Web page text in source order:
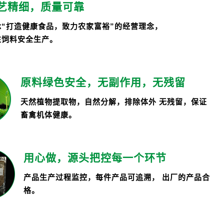
精细，质量可靠
打造健康食品，致力农家富裕”的经营理念，
料安全生产。
原料绿色安全，无副作用，无残留
天然植物提取物，自然分解，排除体外 无残留，保证
畜禽机体健康。
用心做，源头把控每一个环节
产品生产过程监控，每件产品可追溯， 出厂的产品合
格。